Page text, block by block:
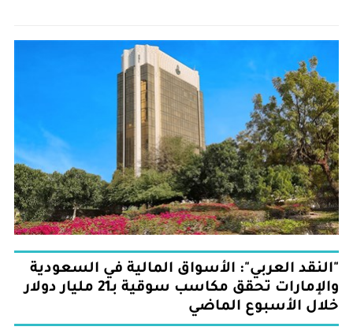
"النقد العربي": الأسواق المالية في السعودية
والإمارات تحقق مكاسب سوقية بـ21 مليار دولار
خلال الأسبوع الماضي